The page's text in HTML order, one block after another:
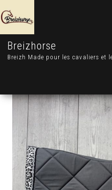
Breizhorse
Breizh Made pour les cavaliers et